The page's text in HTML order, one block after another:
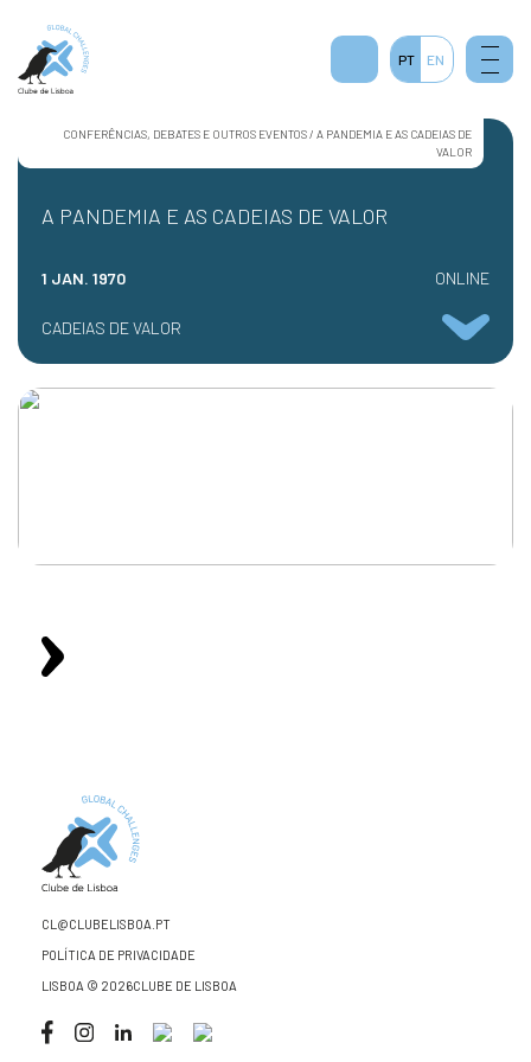
CONFERÊNCIAS, DEBATES E OUTROS EVENTOS / A PANDEMIA E AS CADEIAS DE
VALOR
A PANDEMIA E AS CADEIAS DE VALOR
1 JAN. 1970 ONLINE
CADEIAS DE VALOR
CL@CLUBELISBOA.PT
POLÍTICA DE PRIVACIDADE
LISBOA © 2026CLUBE DE LISBOA
PT EN